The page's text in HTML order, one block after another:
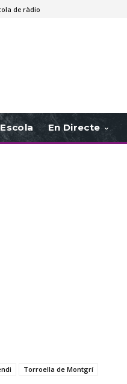
de ràdio
Escola En Directe
Torroella de Montgrí